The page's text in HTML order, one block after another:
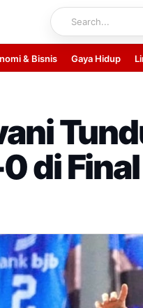
& Bisnis Gaya Hidup
di